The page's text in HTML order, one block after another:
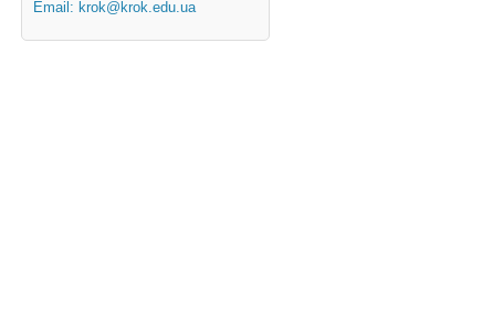
Email: krok@krok.edu.ua